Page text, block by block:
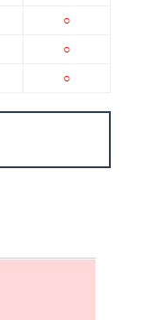
○
○
○